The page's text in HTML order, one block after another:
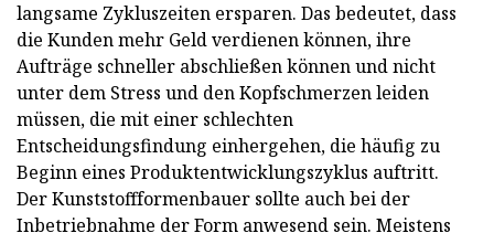
langsame Zykluszeiten ersparen. Das bedeutet, dass
die Kunden mehr Geld verdienen können, ihre
Aufträge schneller abschließen können und nicht
unter dem Stress und den Kopfschmerzen leiden
müssen, die mit einer schlechten
Entscheidungsfindung einhergehen, die häufig zu
Beginn eines Produktentwicklungszyklus auftritt.
Der Kunststoffformenbauer sollte auch bei der
Inbetriebnahme der Form anwesend sein. Meistens